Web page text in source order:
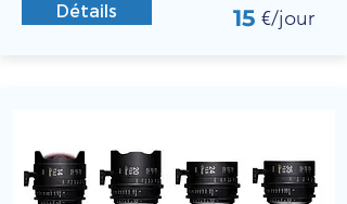
Détails
15 €/jour